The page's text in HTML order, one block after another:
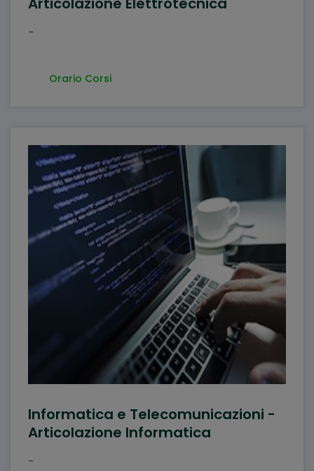
-
Orario Corsi
Informatica e Telecomunicazioni -
Articolazione Informatica
-